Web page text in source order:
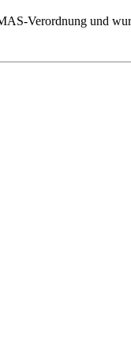
Verordnung und